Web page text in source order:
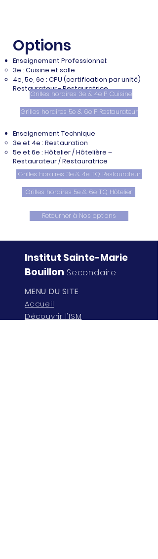
Options
Enseignement Professionnel:
3e : Cuisine et salle
4e, 5e, 6e : CPU (certification par unité)
Restaurateur - Restauratrice
Enseignement Technique
3e et 4e : Restauration
5e et 6e : Hôtelier / Hôtelière –
Restaurateur / Restauratrice
Grilles horaires 3e & 4e P Cuisine
Grilles horaires 5e & 6e P Restaurateur
Grilles horaires 3e & 4e TQ Restaurateur
Grilles horaires 5e & 6e TQ Hôtelier
Retourner à Nos options
Institut Sainte-Marie
Bouillon Secondaire
MENU DU SITE
Accueil
Découvrir l'ISM